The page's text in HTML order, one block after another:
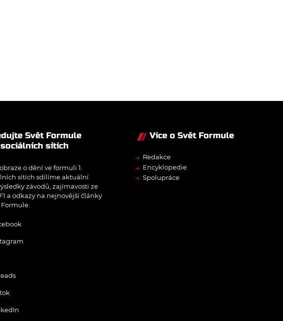
Svět Formule
sítích
o dění ve formuli 1.
sítích sdílíme aktuální
závodů, zajímavosti ze
a odkazy na nejnovější články
Více o Svět Formule
→ Redakce
→ Encyklopedie
→ Spolupráce